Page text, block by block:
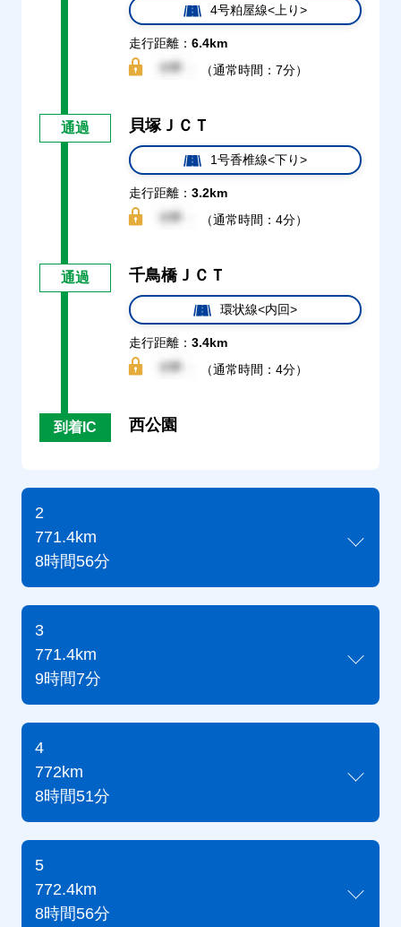
4号粕屋線<上り>
走行距離： 6.4km
（通常時間：7分）
通過 貝塚ＪＣＴ
1号香椎線<下り>
走行距離： 3.2km
（通常時間：4分）
通過 千鳥橋ＪＣＴ
環状線<内回>
走行距離： 3.4km
（通常時間：4分）
到着IC 西公園
2
771.4km
8時間56分
3
771.4km
9時間7分
4
772km
8時間51分
5
772.4km
8時間56分